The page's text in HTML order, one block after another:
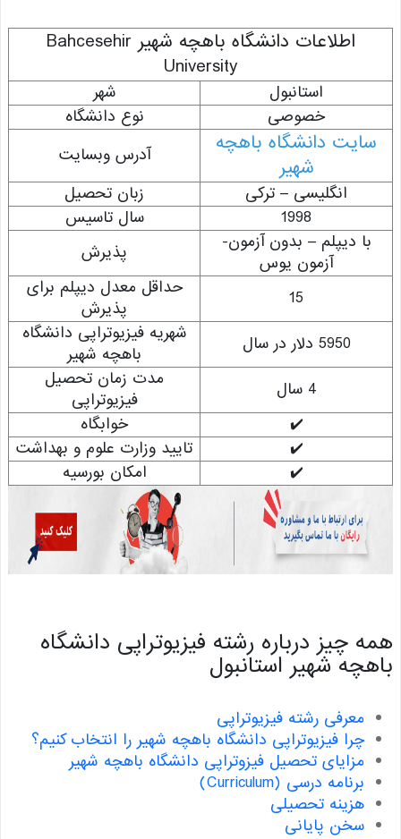
اطلاعات دانشگاه باهچه شهیر Bahcesehir
University
استانبول
خصوصی
نوع دانشگاه
دانشگاه باهچه
شهیر
آدرس وبسایت
انگلیسی – ترکی
زبان تحصیل
سال تاسیس
دیپلم – بدون آزمون-
آزمون یوس
پذیرش
حداقل معدل دیپلم برای
پذیرش
5950 دلار در سال
شهریه فیزیوتراپی دانشگاه
باهچه شهیر
مدت زمان تحصیل
فیزیوتراپی
خوابگاه
تایید وزارت علوم و بهداشت
امکان بورسیه
چیز درباره رشته فیزیوتراپی دانشگاه
شهیر استانبول
معرفی رشته فیزیوتراپی
چرا فیزیوتراپی دانشگاه باهچه شهیر را انتخاب کنیم؟
مزایای تحصیل فیزوتراپی دانشگاه باهچه شهیر
برنامه درسی (Curriculum)
هزینه تحصیلی
سخن پایانی